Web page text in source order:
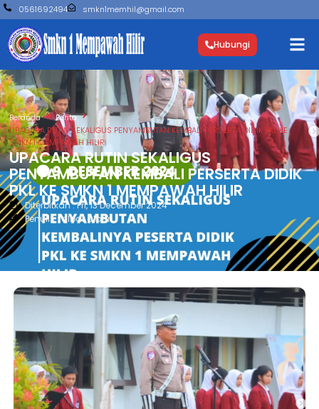
0561692494 smkn1memhil@gmail.com
Hubungi
Beranda
Berita
UPACARA RUTIN SEKALIGUS PENYAMBUTAN KEMBALI PERSERTA DIDIK PKL KE
SMKN 1 MEMPAWAH HILIR
UPACARA RUTIN SEKALIGUS
PENYAMBUTAN KEMBALI PERSERTA DIDIK
PKL KE SMKN 1 MEMPAWAH HILIR
Diterbitkan : Fri, 13 December 2024
Penulis : albar albar